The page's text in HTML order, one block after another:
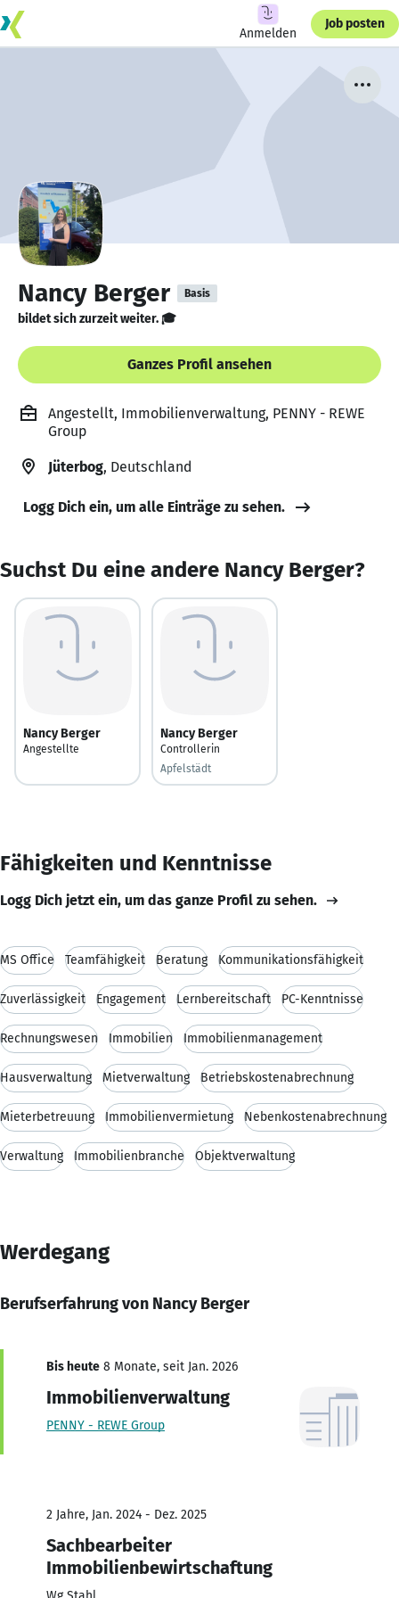
Anmelden
Job posten
Nancy Berger Basis
bildet sich zurzeit weiter. 🎓
Ganzes Profil ansehen
Angestellt, Immobilienverwaltung, PENNY - REWE
Group
Jüterbog, Deutschland
Logg Dich ein, um alle Einträge zu sehen.
Suchst Du eine andere Nancy Berger?
Nancy Berger
Angestellte
Nancy Berger
Controllerin
Apfelstädt
Fähigkeiten und Kenntnisse
Logg Dich jetzt ein, um das ganze Profil zu sehen.
MS Office Teamfähigkeit Beratung Kommunikationsfähigkeit
Zuverlässigkeit Engagement Lernbereitschaft PC-Kenntnisse
Rechnungswesen Immobilien Immobilienmanagement
Hausverwaltung Mietverwaltung Betriebskostenabrechnung
Mieterbetreuung Immobilienvermietung Nebenkostenabrechnung
Verwaltung Immobilienbranche Objektverwaltung
Werdegang
Berufserfahrung von Nancy Berger
Bis heute 8 Monate, seit Jan. 2026
Immobilienverwaltung
PENNY - REWE Group
2 Jahre, Jan. 2024 - Dez. 2025
Sachbearbeiter
Immobilienbewirtschaftung